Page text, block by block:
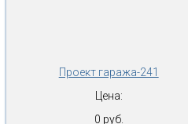
Проект гаража-241
Цена:
0 руб.